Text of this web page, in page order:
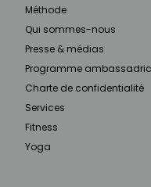
Méthode
Qui sommes-nous
Presse & médias
Programme
Charte de confidentialité
Services
Fitness
Yoga